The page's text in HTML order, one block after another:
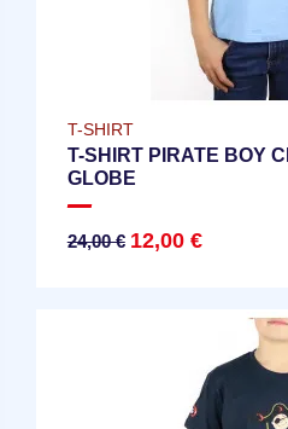
T-SHIRT
T-SHIRT PIRATE BOY
GLOBE
24,00 € 12,00 €